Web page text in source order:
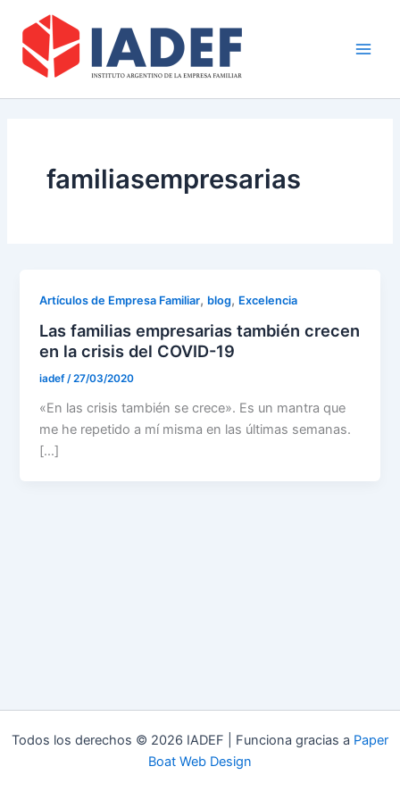
contenido
familiasempresarias
Artículos de Empresa Familiar, blog, Excelencia
Las familias empresarias también crecen
en la crisis del COVID-19
iadef/27/03/2020
«En las crisis también se crece». Es un mantra que
me he repetido a mí misma en las últimas semanas.
[…]
Todos los derechos © 2026 IADEF | Funciona gracias a Paper
Boat Web Design